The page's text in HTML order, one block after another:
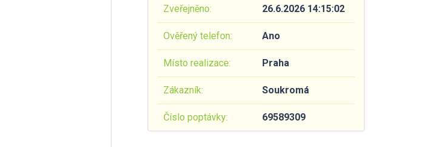
Zveřejněno: 26.6.2026 14:15:02
Ověřený telefon: Ano
Místo realizace: Praha
Zákazník: Soukromá
Číslo poptávky: 69589309